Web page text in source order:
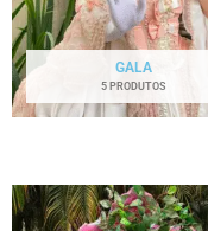
GALA
5 PRODUTOS